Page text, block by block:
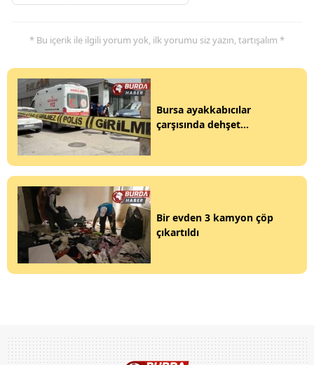
* Bu içerik ile ilgili yorum yok, ilk yorumu siz yazın, tartışalım *
Bursa ayakkabıcılar
çarşısında dehşet...
Bir evden 3 kamyon çöp
çıkartıldı